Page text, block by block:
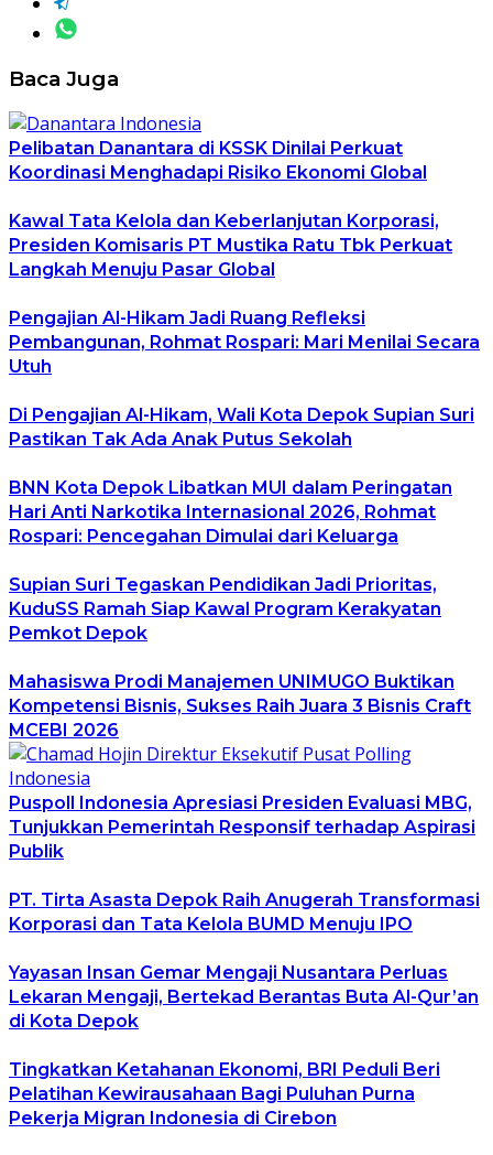
Baca Juga
Pelibatan Danantara di KSSK Dinilai Perkuat
Koordinasi Menghadapi Risiko Ekonomi Global
Kawal Tata Kelola dan Keberlanjutan Korporasi,
Presiden Komisaris PT Mustika Ratu Tbk Perkuat
Langkah Menuju Pasar Global
Pengajian Al-Hikam Jadi Ruang Refleksi
Pembangunan, Rohmat Rospari: Mari Menilai Secara
Utuh
Di Pengajian Al-Hikam, Wali Kota Depok Supian Suri
Pastikan Tak Ada Anak Putus Sekolah
BNN Kota Depok Libatkan MUI dalam Peringatan
Hari Anti Narkotika Internasional 2026, Rohmat
Rospari: Pencegahan Dimulai dari Keluarga
Supian Suri Tegaskan Pendidikan Jadi Prioritas,
KuduSS Ramah Siap Kawal Program Kerakyatan
Pemkot Depok
Mahasiswa Prodi Manajemen UNIMUGO Buktikan
Kompetensi Bisnis, Sukses Raih Juara 3 Bisnis Craft
MCEBI 2026
Puspoll Indonesia Apresiasi Presiden Evaluasi MBG,
Tunjukkan Pemerintah Responsif terhadap Aspirasi
Publik
PT. Tirta Asasta Depok Raih Anugerah Transformasi
Korporasi dan Tata Kelola BUMD Menuju IPO
Yayasan Insan Gemar Mengaji Nusantara Perluas
Lekaran Mengaji, Bertekad Berantas Buta Al-Qur’an
di Kota Depok
Tingkatkan Ketahanan Ekonomi, BRI Peduli Beri
Pelatihan Kewirausahaan Bagi Puluhan Purna
Pekerja Migran Indonesia di Cirebon